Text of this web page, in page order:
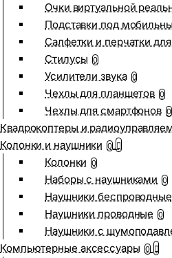
Очки виртуальной
Подставки под
Салфетки и перчатки
Стилусы 0
Усилители звука 0
Чехлы для планшетов 0
Чехлы для смартфонов 0
Квадрокоптеры и
Колонки и наушники 0
Колонки 0
Наборы с наушниками 0
Наушники беспроводные
Наушники проводные 0
Наушники с
Компьютерные аксессуары 0